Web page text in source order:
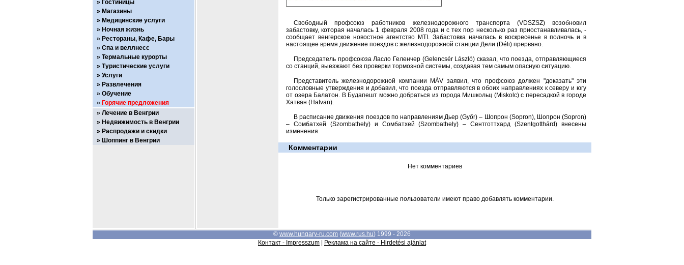
Свободный профсоюз работников железнодорожного транспорта (VDSZSZ) возобновил
забастовку, которая началась 1 февраля 2008 года и с тех пор несколько раз приостанавливалась, -
сообщает венгерское новостное агентство MTI. Забастовка началась в воскресенье в полночь и в
настоящее время движение поездов с железнодорожной станции Дели (Déli) прервано.
Председатель профсоюза Ласло Геленчер (Gelencsér László) сказал, что поезда, отправляющиеся
со станций, выезжают без проверки тормозной системы, создавая тем самым опасную ситуацию.
Представитель железнодорожной компании MÁV заявил, что профсоюз должен "доказать" эти
голословные утверждения и добавил, что поезда отправляются в обоих направлениях к северу и югу
от озера Балатон. В Будапешт можно добраться из города Мишкольц (Miskolc) с пересадкой в городе
Хатван (Hatvan).
В расписание движения поездов по направлениям Дьер (Győr) – Шопрон (Sopron), Шопрон (Sopron)
– Сомбатхей (Szombathely) и Сомбатхей (Szombathely) – Сентготтхард (Szentgotthárd) внесены
изменения.
Комментарии
Нет комментариев
Только зарегистрированные пользователи имеют право добавлять комментарии.
Гостиницы
Магазины
Медицинские услуги
Ночная жизнь
Рестораны, Кафе, Бары
Спа и веллнесс
Термальные курорты
Туристические услуги
Услуги
Развлечения
Обучение
Горячие предложения
Лечение в Венгрии
Недвижимость в Венгрии
Распродажи и скидки
Шоппинг в Венгрии
© www.hungary-ru.com (www.rus.hu) 1999 - 2026
Контакт - Impresszum
Реклама на сайте - Hirdetési ajánlat